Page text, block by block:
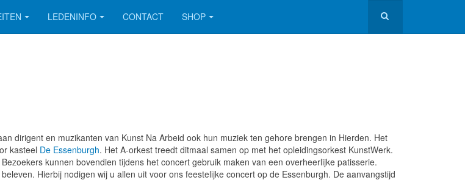
LEDENINFO CONTACT SHOP
dirigent en muzikanten van Kunst Na Arbeid ook hun muziek ten gehore brengen in Hierden. Het
kasteel De Essenburgh. Het A-orkest treedt ditmaal samen op met het opleidingsorkest KunstWerk.
kunnen bovendien tijdens het concert gebruik maken van een overheerlijke patisserie.
Hierbij nodigen wij u allen uit voor ons feestelijke concert op de Essenburgh. De aanvangstijd